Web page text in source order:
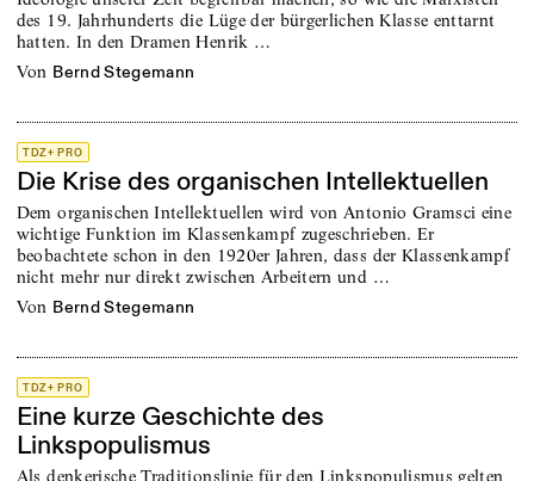
des 19. Jahrhunderts die Lüge der bürgerlichen Klasse enttarnt
hatten. In den Dramen Henrik …
von Bernd Stegemann
TDZ+ PRO
Die Krise des organischen Intellektuellen
Dem organischen Intellektuellen wird von Antonio Gramsci eine
wichtige Funktion im Klassenkampf zugeschrieben. Er
beobachtete schon in den 1920er Jahren, dass der Klassenkampf
nicht mehr nur direkt zwischen Arbeitern und …
von Bernd Stegemann
TDZ+ PRO
Eine kurze Geschichte des
Linkspopulismus